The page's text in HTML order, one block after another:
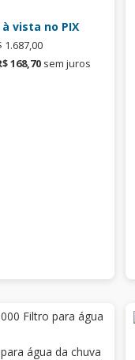
vista no PIX
1.687,00
168,70sem juros
água da chuva